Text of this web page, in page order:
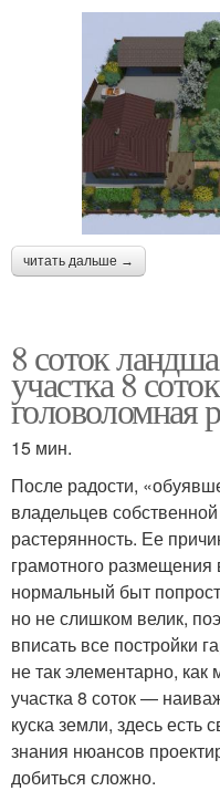
читать дальше →
8 соток
участка 8
головоломная
15 мин.
После радости,
владельцев
растерянность. Ее
грамотного размещения
нормальный быт
но не слишком велик,
вписать все постройки
не так элементарно, как
участка 8 соток —
куска земли, здесь
знания нюансов
добиться сложно.